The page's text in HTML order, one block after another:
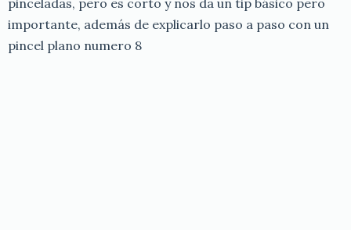
importante, además de explicarlo paso a paso con un
pincel plano numero 8